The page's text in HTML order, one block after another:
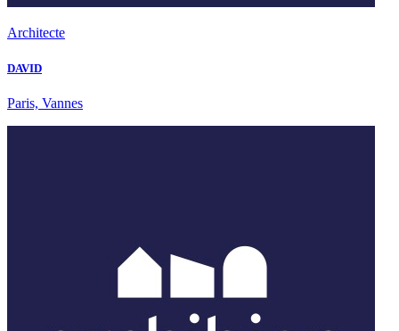
Architecte
DAVID
Paris, Vannes